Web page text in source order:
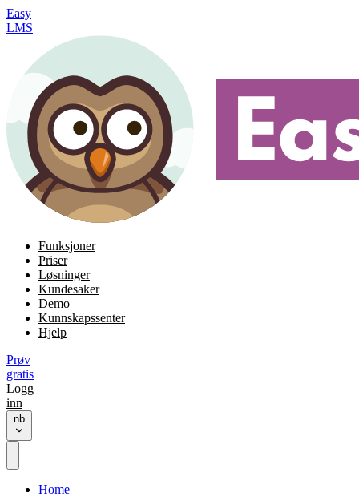
Easy
LMS
Funksjoner
Priser
Løsninger
Kundesaker
Demo
Kunnskapssenter
Hjelp
Prøv
gratis
Logg
inn
nb
Home